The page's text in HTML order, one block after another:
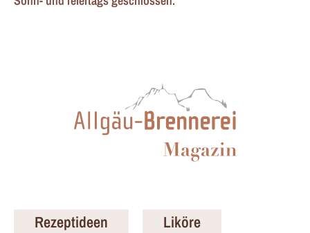
Rezeptideen
Liköre